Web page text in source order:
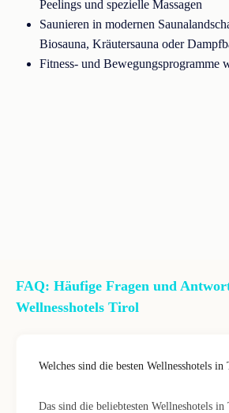
Peelings und spezielle Massagen
Saunieren in modernen
Biosauna, Kräutersauna oder
Fitness- und Bewegungsprogramme
FAQ: Häufige Fragen und
Wellnesshotels Tirol
Welches sind die besten Wellnesshotels in
Das sind die beliebtesten Wellneshotels